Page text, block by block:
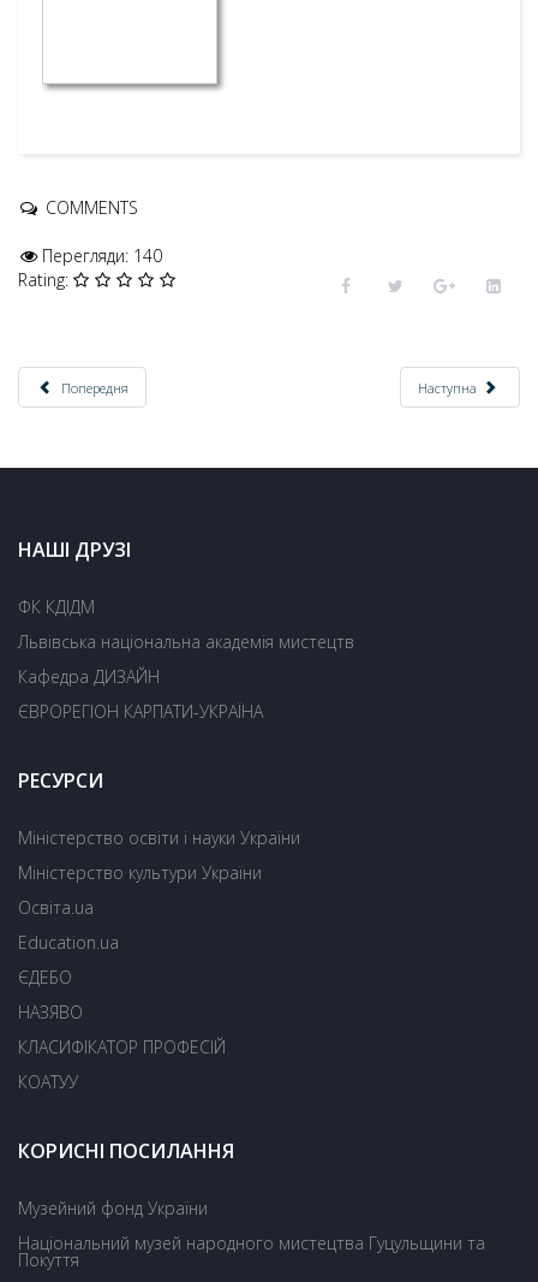
COMMENTS
Перегляди: 140
Rating:
Попередня Наступна
НАШІ ДРУЗІ
ФК КДІДМ
Львівська національна академія мистецтв
Кафедра ДИЗАЙН
ЄВРОРЕГІОН КАРПАТИ-УКРАЇНА
РЕСУРСИ
Міністерство освіти і науки України
Міністерство культури України
Освіта.ua
Education.ua
ЄДЕБО
НАЗЯВО
КЛАСИФІКАТОР ПРОФЕСІЙ
КОАТУУ
КОРИСНІ ПОСИЛАННЯ
Музейний фонд України
Національний музей народного мистецтва Гуцульщини та
Покуття